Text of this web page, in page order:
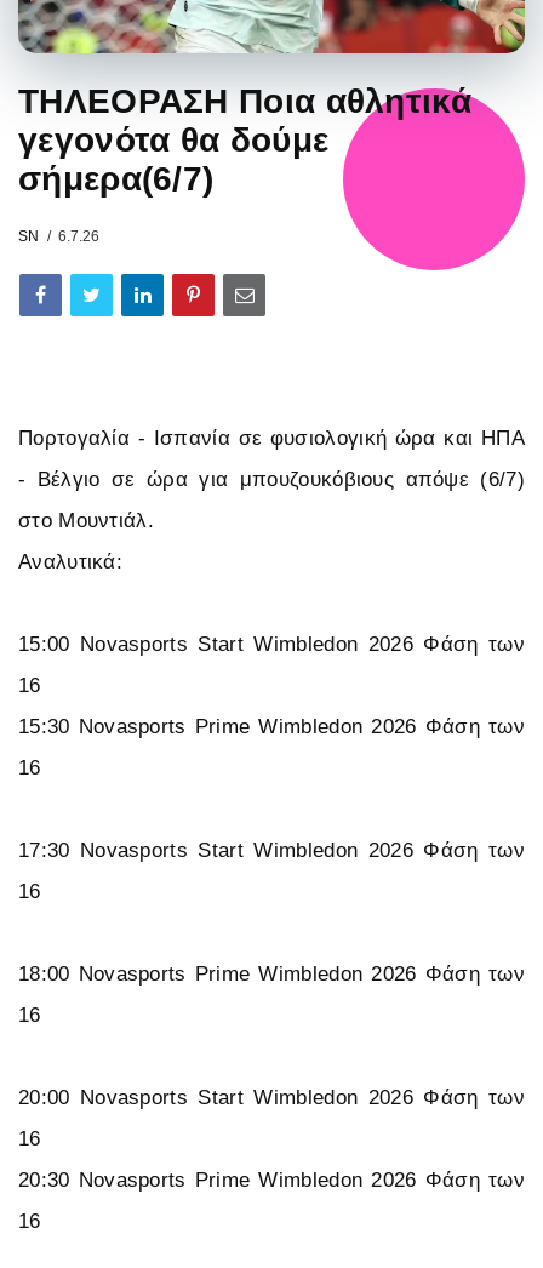
ΤΗΛΕΟΡΑΣΗ Ποια αθλητικά
γεγονότα θα δούμε
σήμερα(6/7)
SN 6.7.26
Πορτογαλία - Ισπανία σε φυσιολογική ώρα και ΗΠΑ
- Βέλγιο σε ώρα για μπουζουκόβιους απόψε (6/7)
στο Μουντιάλ.
Αναλυτικά:
15:00 Novasports Start Wimbledon 2026 Φάση των
16
15:30 Novasports Prime Wimbledon 2026 Φάση των
16
17:30 Novasports Start Wimbledon 2026 Φάση των
16
18:00 Novasports Prime Wimbledon 2026 Φάση των
16
20:00 Novasports Start Wimbledon 2026 Φάση των
16
20:30 Novasports Prime Wimbledon 2026 Φάση των
16